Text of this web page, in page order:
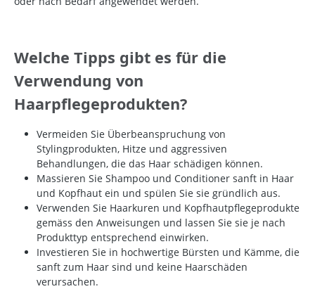
Welche Tipps gibt es für die
Verwendung von
Haarpflegeprodukten?
Vermeiden Sie Überbeanspruchung von
Stylingprodukten, Hitze und aggressiven
Behandlungen, die das Haar schädigen können.
Massieren Sie Shampoo und Conditioner sanft in Haar
und Kopfhaut ein und spülen Sie sie gründlich aus.
Verwenden Sie Haarkuren und Kopfhautpflegeprodukte
gemäss den Anweisungen und lassen Sie sie je nach
Produkttyp entsprechend einwirken.
Investieren Sie in hochwertige Bürsten und Kämme, die
sanft zum Haar sind und keine Haarschäden
verursachen.